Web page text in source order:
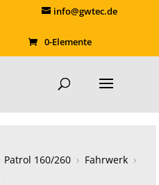
info@gwtec.de
0-Elemente
Patrol 160/260 › Fahrwerk ›